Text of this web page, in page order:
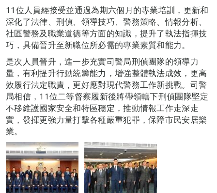
11位人員經接受並通過為期六個月的專業培訓，更新和
深化了法律、刑偵、領導技巧、警務策略、情報分析、
社區警務及職業道德等方面的知識，提升了執法指揮技
巧，具備晉升至新職位所必需的專業素質和能力。
是次人員晉升，進一步充實司警局刑偵團隊的領導力
量，有利提升行動統籌能力，增強整體執法成效，更高
效履行法定職責，更好應對現代警務工作新挑戰。司警
局相信，11位二等督察履新後將帶領轄下刑偵團隊堅定
不移維護國家安全和特區穩定，推動情報工作走深走
實，發揮更強力量打擊各種嚴重犯罪，保障市民安居樂
業。